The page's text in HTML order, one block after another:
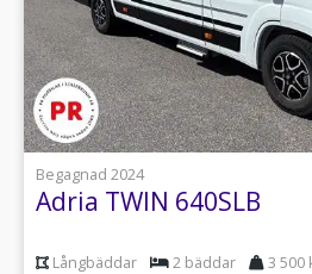
1
Begagnad 2024
Adria TWIN 640SLB
Långbäddar 2 bäddar 3 500